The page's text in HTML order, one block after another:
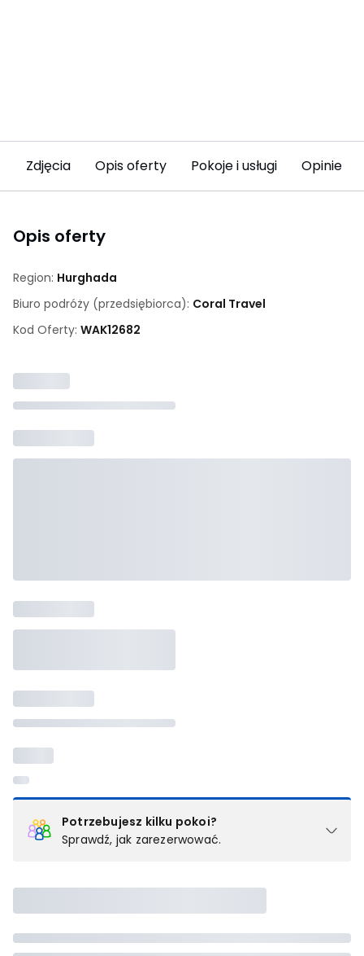
Zdjęcia Opis oferty Pokoje i usługi Opinie
Opis oferty
Region: Hurghada
Biuro podróży (przedsiębiorca): Coral Travel
Kod Oferty: WAK12682
Potrzebujesz kilku pokoi?
Sprawdź, jak zarezerwować.
pokoju (lub apartamencie, willi itd.). Wybierz jedną z ofert z listy
i zarezerwuj ją. Zrób oddzielne rezerwacje dla każdego
kolejnego pokoju lubskontaktuj się z nami,by złożyć